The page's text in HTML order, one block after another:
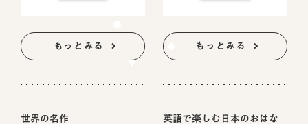
もっとみる もっとみる
世界の名作
英語で楽しむ日本のおはな